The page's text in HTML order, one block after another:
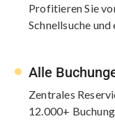
Profitieren Sie
Schnellsuche
Alle
Zentrales
12.000+